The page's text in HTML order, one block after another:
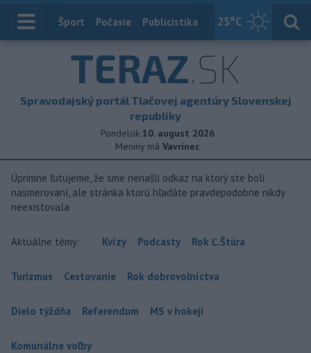
25°C
Index
Šport Počasie Publicistika Slovensko
TERAZ.SK
Spravodajský portál Tlačovej agentúry Slovenskej
republiky
Pondelok 10. august 2026
Meniny má Vavrinec
Úprimne ľutujeme, že sme nenašli odkaz na ktorý ste boli
nasmerovaní, ale stránka ktorú hľadáte pravdepodobne nikdy
neexistovala
Aktuálne témy: Kvízy Podcasty Rok Ľ.Štúra
Turizmus Cestovanie Rok dobrovoľníctva
Dielo týždňa Referendum MS v hokeji
Komunálne voľby